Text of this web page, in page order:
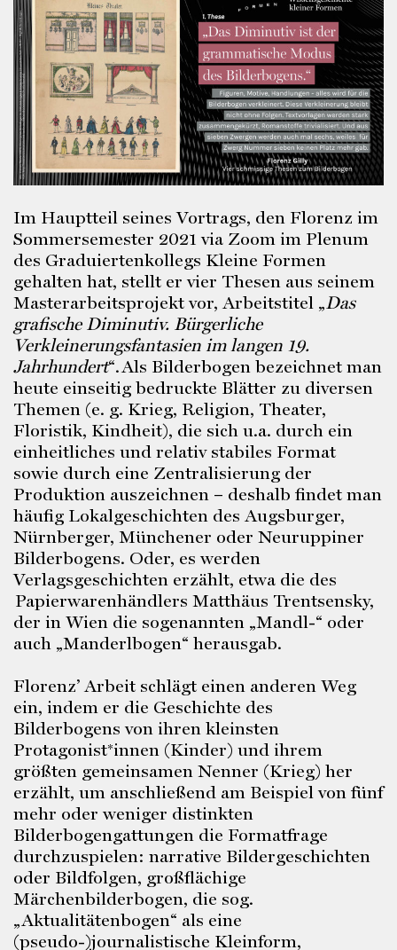
Im Hauptteil seines Vortrags, den Florenz im
Sommersemester 2021 via Zoom im Plenum
des Graduiertenkollegs Kleine Formen
gehalten hat, stellt er vier Thesen aus seinem
Masterarbeitsprojekt vor, Arbeitstitel „Das
grafische Diminutiv. Bürgerliche
Verkleinerungsfantasien im langen 19.
Jahrhundert“. Als Bilderbogen bezeichnet man
heute einseitig bedruckte Blätter zu diversen
Themen (e. g. Krieg, Religion, Theater,
Floristik, Kindheit), die sich u.a. durch ein
einheitliches und relativ stabiles Format
sowie durch eine Zentralisierung der
Produktion auszeichnen – deshalb findet man
häufig Lokalgeschichten des Augsburger,
Nürnberger, Münchener oder Neuruppiner
Bilderbogens. Oder, es werden
Verlagsgeschichten erzählt, etwa die des
Papierwarenhändlers Matthäus Trentsensky,
der in Wien die sogenannten „Mandl-“ oder
auch „Manderlbogen“ herausgab.
Florenz’ Arbeit schlägt einen anderen Weg
ein, indem er die Geschichte des
Bilderbogens von ihren kleinsten
Protagonist*innen (Kinder) und ihrem
größten gemeinsamen Nenner (Krieg) her
erzählt, um anschließend am Beispiel von fünf
mehr oder weniger distinkten
Bilderbogengattungen die Formatfrage
durchzuspielen: narrative Bildergeschichten
oder Bildfolgen, großflächige
Märchenbilderbogen, die sog.
„Aktualitätenbogen“ als eine
(pseudo-)journalistische Kleinform,